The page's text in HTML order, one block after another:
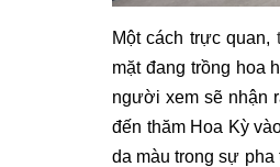
Một cách trực quan,
mặt đang trồng hoa
người xem sẽ nhận
đến thăm Hoa Kỳ
da màu trong sự pha